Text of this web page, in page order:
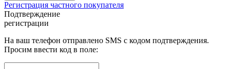
Регистрация частного покупателя
Подтверждение
регистрации
На ваш телефон отправлено SMS с кодом подтверждения.
Просим ввести код в поле: